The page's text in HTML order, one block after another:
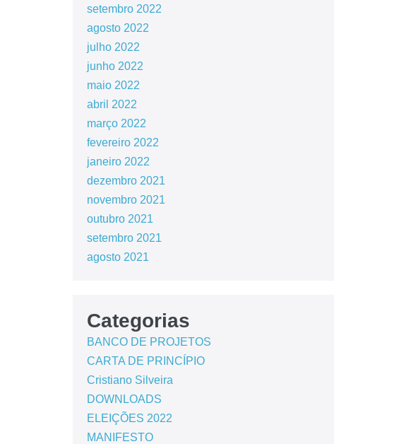
setembro 2022
agosto 2022
julho 2022
junho 2022
maio 2022
abril 2022
março 2022
fevereiro 2022
janeiro 2022
dezembro 2021
novembro 2021
outubro 2021
setembro 2021
agosto 2021
Categorias
BANCO DE PROJETOS
CARTA DE PRINCÍPIO
Cristiano Silveira
DOWNLOADS
ELEIÇÕES 2022
MANIFESTO